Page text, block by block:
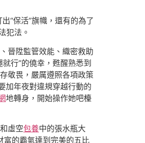
“保活”旗幟，還有的為了
犯法。
晉陞監管效能、織密救助
行”的僥幸，甦醒熟悉到
敬畏，嚴厲遵照各項政策
加年夜對違規穿越行動的
地轉身，開始操作她吧檯
虛空包養中的張水瓶大
富的霸氣達到完美的五比